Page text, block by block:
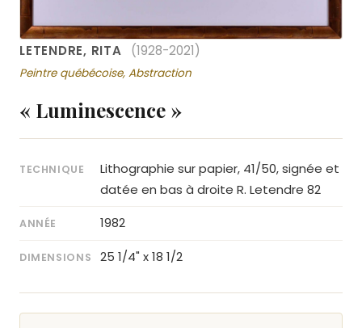
LETENDRE, RITA (1928-2021)
Peintre québécoise, Abstraction
« Luminescence »
TECHNIQUE
Lithographie sur papier, 41/50, signée et
datée en bas à droite R. Letendre 82
ANNÉE 1982
DIMENSIONS 25 1/4" x 18 1/2